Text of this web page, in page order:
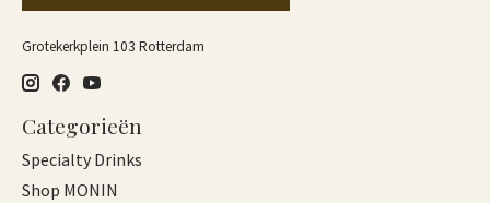
Grotekerkplein 103 Rotterdam
Categorieën
Specialty Drinks
Shop MONIN